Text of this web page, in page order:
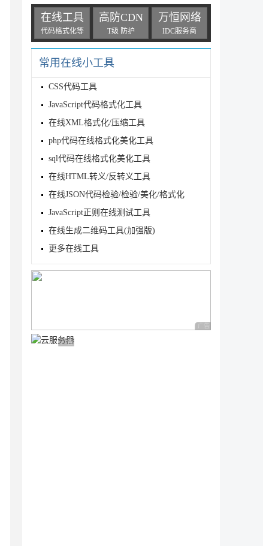
在线工具
代码格式化等
高防CDN
T级 防护
万恒网络
IDC服务商
常用在线小工具
CSS代码工具
JavaScript代码格式化工具
在线XML格式化/压缩工具
php代码在线格式化美化工具
sql代码在线格式化美化工具
在线HTML转义/反转义工具
在线JSON代码检验/检验/美化/格式化
JavaScript正则在线测试工具
在线生成二维码工具(加强版)
更多在线工具
广告 商业广告，理性
广告 商业广告，理性选择